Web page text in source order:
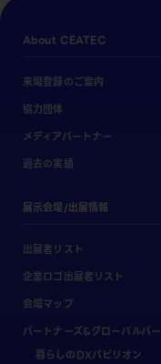
About CEATEC
来場登録のご案内
協力団体
メディアパートナー
過去の実績
展示会場/出展情報
出展者リスト
企業ロゴ出展者リスト
会場マップ
パートナーズ&グローバルパ
暮らしのDXパビリオン